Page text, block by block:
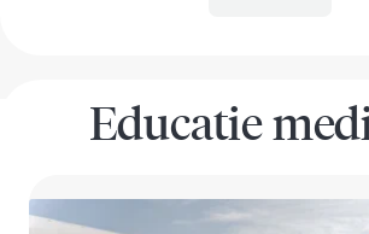
Educatie